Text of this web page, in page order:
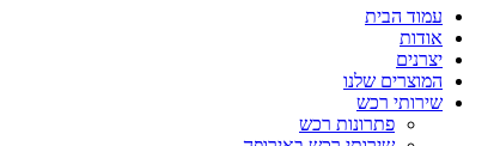
עמוד הבית
אודות
יצרנים
המוצרים שלנו
שירותי רכש
פתרונות רכש